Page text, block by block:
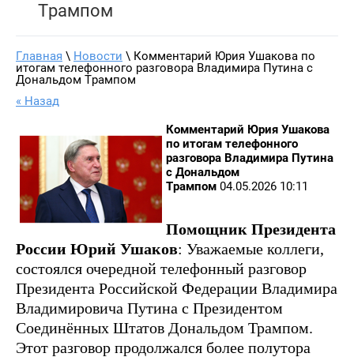
Трампом
Главная \ Новости \ Комментарий Юрия Ушакова по
итогам телефонного разговора Владимира Путина с
Дональдом Трампом
« Назад
Комментарий Юрия Ушакова
по итогам телефонного
разговора Владимира Путина
с Дональдом
Трампом 04.05.2026 10:11
Помощник Президента
России Юрий Ушаков: Уважаемые коллеги,
состоялся очередной телефонный разговор
Президента Российской Федерации Владимира
Владимировича Путина с Президентом
Соединённых Штатов Дональдом Трампом.
Этот разговор продолжался более полутора